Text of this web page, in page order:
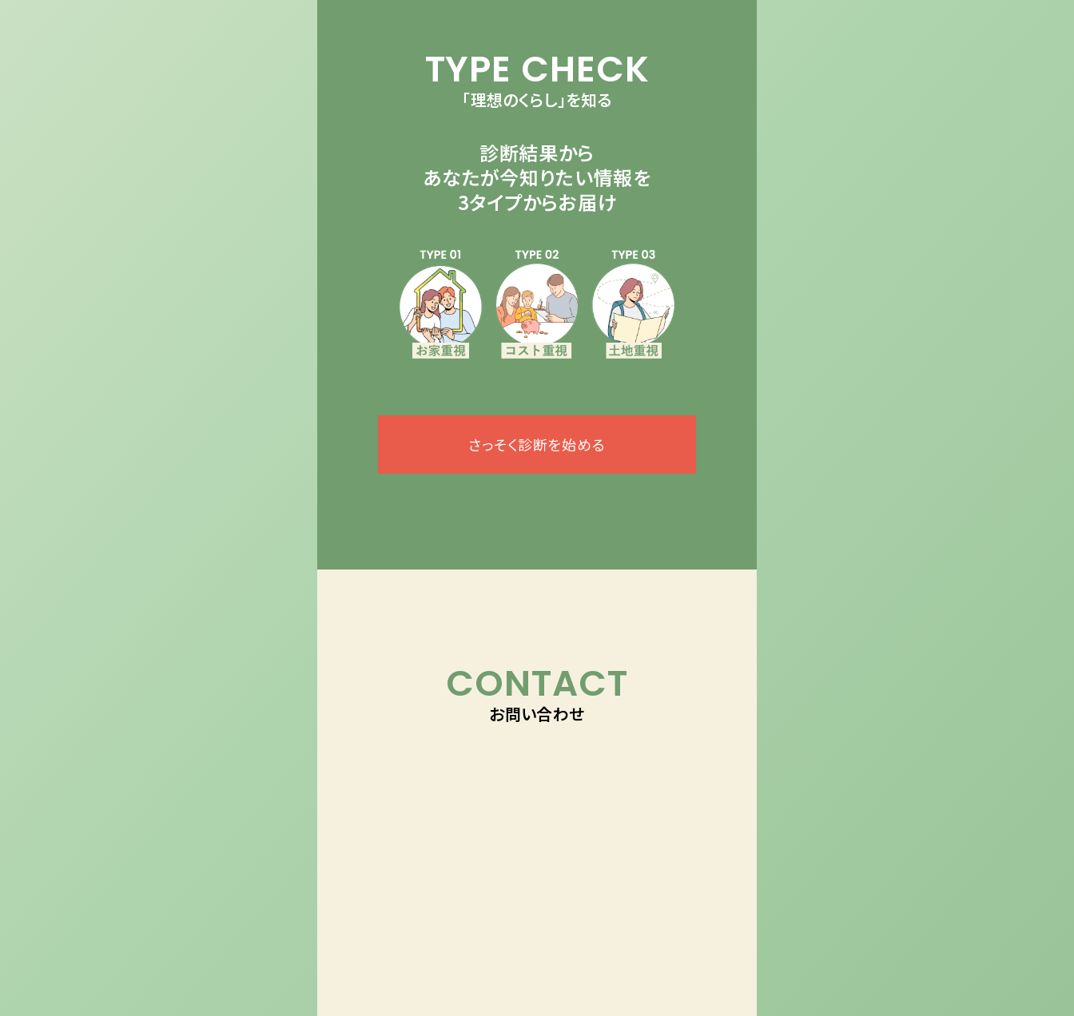
TYPE CHECK
「理想のくらし」を知る
診断結果から
あなたが今知りたい情報を
3タイプからお届け
さっそく診断を始める
CONTACT
お問い合わせ